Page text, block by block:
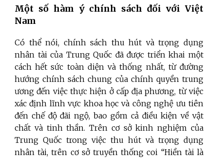
Một số hàm ý chính sách đối với Việt
Nam
Có thể nói, chính sách thu hút và trọng dụng
nhân tài của Trung Quốc đã được triển khai một
cách hết sức toàn diện và thống nhất, từ đường
hướng chính sách chung của chính quyền trung
ương đến việc thực hiện ở cấp địa phương, từ việc
xác định lĩnh vực khoa học và công nghệ ưu tiên
đến chế độ đãi ngộ, bao gồm cả điều kiện về vật
chất và tinh thần. Trên cơ sở kinh nghiệm của
Trung Quốc trong việc thu hút và trọng dụng
nhân tài, trên cơ sở truyền thống coi “Hiền tài là